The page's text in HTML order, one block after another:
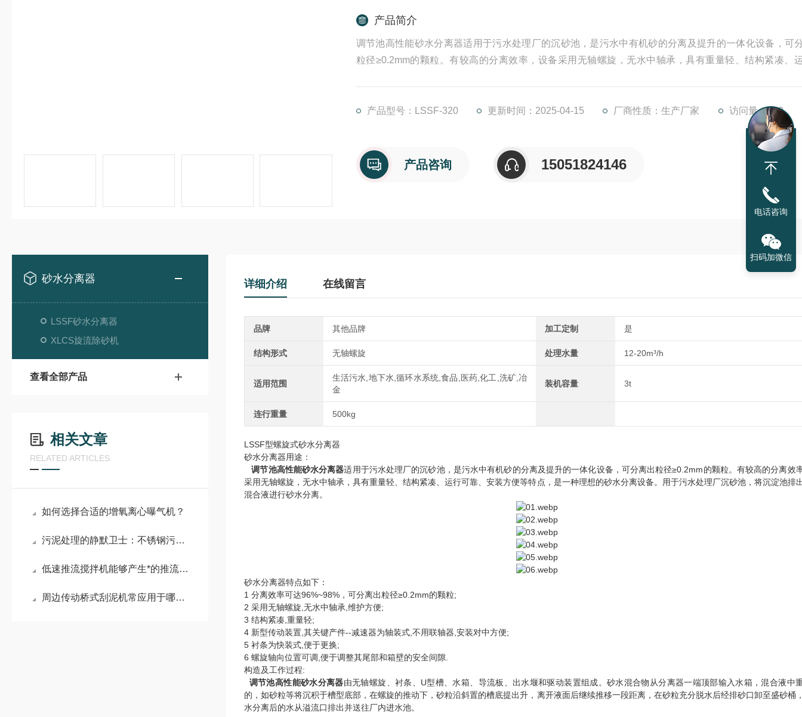
产品简介
调节池高性能砂水分离器适用于污水处理厂的沉砂池，是污水中有机砂的分离及提升的一体化设备，可
粒径≥0.2mm的颗粒。有较高的分离效率，设备采用无轴螺旋，无水中轴承，具有重量轻、结构紧凑、
产品型号：LSSF-320
更新时间：2025-04-15 厂商性质：生产厂家 访问量：469
产品咨询 15051824146
砂水分离器
LSSF砂水分离器
XLCS旋流除砂机
查看全部产品
相关文章
RELATED ARTICLES
如何选择合适的增氧离心曝气机？
污泥处理的静默卫士：不锈钢污泥回流泵
低速推流搅拌机能够产生*的推流效应
周边传动桥式刮泥机常应用于哪些场景？
详细介绍 在线留言
品牌 其他品牌 加工定制 是
结构形式 无轴螺旋 处理水量 12-20m³/h
适用范围
生活污水,地下水,循环水系统,食品,医药,化工,洗矿,冶
金
装机容量 3t
连行重量 500kg
LSSF型螺旋式砂水分离器
砂水分离器用途：
调节池高性能砂水分离器适用于污水处理厂的沉砂池，是污水中有机砂的分离及提升的一体化设备，可分离出粒径≥0.2mm的颗粒。有较高的分离效
采用无轴螺旋，无水中轴承，具有重量轻、结构紧凑、运行可靠、安装方便等特点，是一种理想的砂水分离设备。用于污水处理厂沉砂池，将沉淀池排
混合液进行砂水分离。
砂水分离器特点如下：
1 分离效率可达96%~98%，可分离出粒径≥0.2mm的颗粒;
2 采用无轴螺旋,无水中轴承,维护方便;
3 结构紧凑,重量轻;
4 新型传动装置,其关键产件--减速器为轴装式,不用联轴器,安装对中方便;
5 衬条为快装式,便于更换;
6 螺旋轴向位置可调,便于调整其尾部和箱壁的安全间隙.
构造及工作过程:
调节池高性能砂水分离器由无轴螺旋、衬条、U型槽、水箱、导流板、出水堰和驱动装置组成。砂水混合物从分离器一端顶部输入水箱，混合液中
的，如砂粒等将沉积于槽型底部，在螺旋的推动下，砂粒沿斜置的槽底提出升，离开液面后继续推移一段距离，在砂粒充分脱水后经排砂口卸至盛砂桶
水分离后的水从溢流口排出并送往厂内进水池。
电话咨询
扫码加微信